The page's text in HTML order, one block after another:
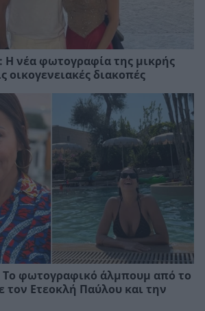
Η νέα φωτογραφία της μικρής
οικογενειακές διακοπές
Το φωτογραφικό άλμπουμ από το
τον Ετεοκλή Παύλου και την